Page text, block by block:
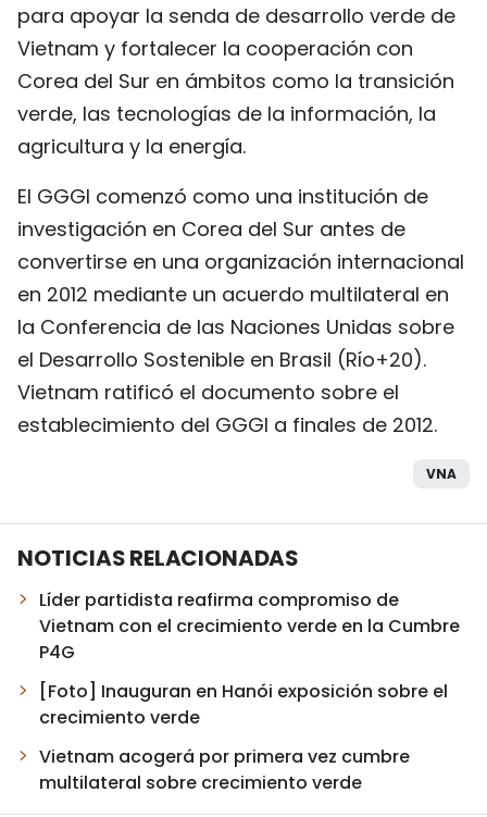
para apoyar la senda de desarrollo verde de
Vietnam y fortalecer la cooperación con
Corea del Sur en ámbitos como la transición
verde, las tecnologías de la información, la
agricultura y la energía.
El GGGI comenzó como una institución de
investigación en Corea del Sur antes de
convertirse en una organización internacional
en 2012 mediante un acuerdo multilateral en
la Conferencia de las Naciones Unidas sobre
el Desarrollo Sostenible en Brasil (Río+20).
Vietnam ratificó el documento sobre el
establecimiento del GGGI a finales de 2012.
VNA
NOTICIAS RELACIONADAS
Líder partidista reafirma compromiso de
Vietnam con el crecimiento verde en la Cumbre
P4G
[Foto] Inauguran en Hanói exposición sobre el
crecimiento verde
Vietnam acogerá por primera vez cumbre
multilateral sobre crecimiento verde